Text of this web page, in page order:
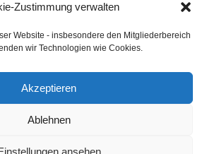
Zustimmung verwalten
Website - insbesondere den Mitgliederbereich
wir Technologien wie Cookies.
Akzeptieren
Ablehnen
ansehen